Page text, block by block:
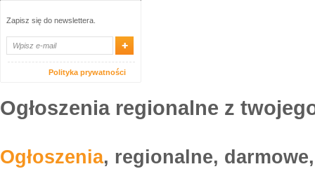
Zapisz się do newslettera.
Polityka prywatności
Ogłoszenia regionalne z
Ogłoszenia, regionalne,